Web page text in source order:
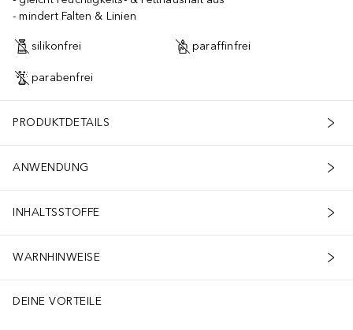
mindert Falten & Linien
silikonfrei paraffinfrei
parabenfrei
PRODUKTDETAILS
ANWENDUNG
INHALTSSTOFFE
WARNHINWEISE
DEINE VORTEILE